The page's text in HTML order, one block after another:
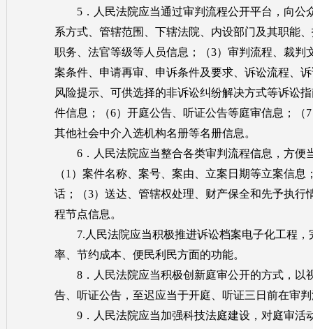
5．人民法院应当通过审判流程公开平台，向公
系方式、管辖范围、下辖法院、内设部门及其职能
职务、法官等级等人员信息；（3）审判流程、裁
案条件、申请再审、申诉条件及要求、诉讼流程、
风险提示、可供选择的非诉讼纠纷解决方式等诉讼
件信息；（6）开庭公告、听证公告等庭审信息；
其他社会中介入选机构名册等名册信息。
6．人民法院应当整合各类审判流程信息，方便
（1）案件名称、案号、案由、立案日期等立案信
话；（3）送达、管辖权处理、财产保全和先予执
程节点信息。
7.人民法院应当积极推进诉讼档案电子化工程，
率、节约成本、便民利民方面的功能。
8．人民法院应当积极创新庭审公开的方式，以
告、听证公告，至迟应当于开庭、听证三日前在审
9．人民法院应当加强科技法庭建设，对庭审活